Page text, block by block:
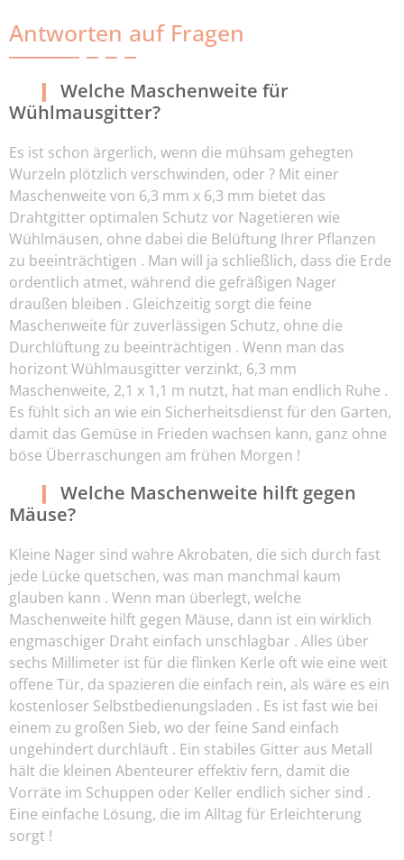
Antworten auf Fragen
Welche Maschenweite für
Wühlmausgitter?
Es ist schon ärgerlich, wenn die mühsam gehegten
Wurzeln plötzlich verschwinden, oder ? Mit einer
Maschenweite von 6,3 mm x 6,3 mm bietet das
Drahtgitter optimalen Schutz vor Nagetieren wie
Wühlmäusen, ohne dabei die Belüftung Ihrer Pflanzen
zu beeinträchtigen . Man will ja schließlich, dass die Erde
ordentlich atmet, während die gefräßigen Nager
draußen bleiben . Gleichzeitig sorgt die feine
Maschenweite für zuverlässigen Schutz, ohne die
Durchlüftung zu beeinträchtigen . Wenn man das
horizont Wühlmausgitter verzinkt, 6,3 mm
Maschenweite, 2,1 x 1,1 m nutzt, hat man endlich Ruhe .
Es fühlt sich an wie ein Sicherheitsdienst für den Garten,
damit das Gemüse in Frieden wachsen kann, ganz ohne
böse Überraschungen am frühen Morgen !
Welche Maschenweite hilft gegen
Mäuse?
Kleine Nager sind wahre Akrobaten, die sich durch fast
jede Lücke quetschen, was man manchmal kaum
glauben kann . Wenn man überlegt, welche
Maschenweite hilft gegen Mäuse, dann ist ein wirklich
engmaschiger Draht einfach unschlagbar . Alles über
sechs Millimeter ist für die flinken Kerle oft wie eine weit
offene Tür, da spazieren die einfach rein, als wäre es ein
kostenloser Selbstbedienungsladen . Es ist fast wie bei
einem zu großen Sieb, wo der feine Sand einfach
ungehindert durchläuft . Ein stabiles Gitter aus Metall
hält die kleinen Abenteurer effektiv fern, damit die
Vorräte im Schuppen oder Keller endlich sicher sind .
Eine einfache Lösung, die im Alltag für Erleichterung
sorgt !